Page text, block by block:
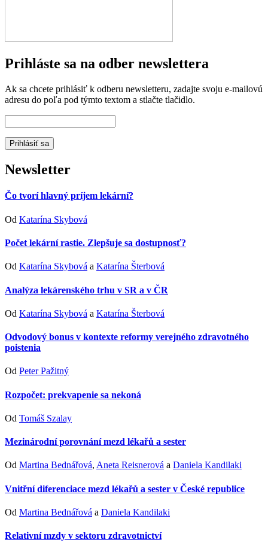
Prihláste sa na odber newslettera
Ak sa chcete prihlásiť k odberu newsletteru, zadajte svoju e-mailovú
adresu do poľa pod týmto textom a stlačte tlačidlo.
Newsletter
Čo tvorí hlavný príjem lekární?
Od Katarína Skybová
Počet lekární rastie. Zlepšuje sa dostupnosť?
Od Katarína Skybová a Katarína Šterbová
Analýza lekárenského trhu v SR a v ČR
Od Katarína Skybová a Katarína Šterbová
Odvodový bonus v kontexte reformy verejného zdravotného
poistenia
Od Peter Pažitný
Rozpočet: prekvapenie sa nekoná
Od Tomáš Szalay
Mezinárodní porovnání mezd lékařů a sester
Od Martina Bednářová, Aneta Reisnerová a Daniela Kandilaki
Vnitřní diferenciace mezd lékařů a sester v České republice
Od Martina Bednářová a Daniela Kandilaki
Relativní mzdy v sektoru zdravotnictví